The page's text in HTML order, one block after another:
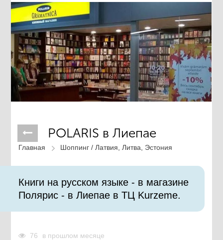
POLARIS в Лиепае
Главная Шоппинг / Латвия, Литва, Эстония
Книги на русском языке - в магазине
Полярис - в Лиепае в ТЦ Kurzeme.
76
в прошлом месяце